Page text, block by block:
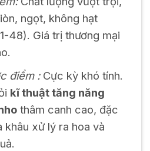
ngọt, không hạt
48). Giá trị thương mại
điểm :Cực kỳ khó tính.
kĩ thuật tăng năng
thâm canh cao, đặc
khâu xử lý ra hoa và